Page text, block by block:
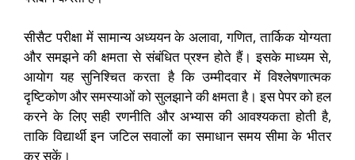
सीसैट परीक्षा में सामान्य अध्ययन के अलावा, गणित, तार्किक योग्यता
और समझने की क्षमता से संबंधित प्रश्न होते हैं। इसके माध्यम से,
आयोग यह सुनिश्चित करता है कि उम्मीदवार में विश्लेषणात्मक
दृष्टिकोण और समस्याओं को सुलझाने की क्षमता है। इस पेपर को हल
करने के लिए सही रणनीति और अभ्यास की आवश्यकता होती है,
ताकि विद्यार्थी इन जटिल सवालों का समाधान समय सीमा के भीतर
कर सकें।